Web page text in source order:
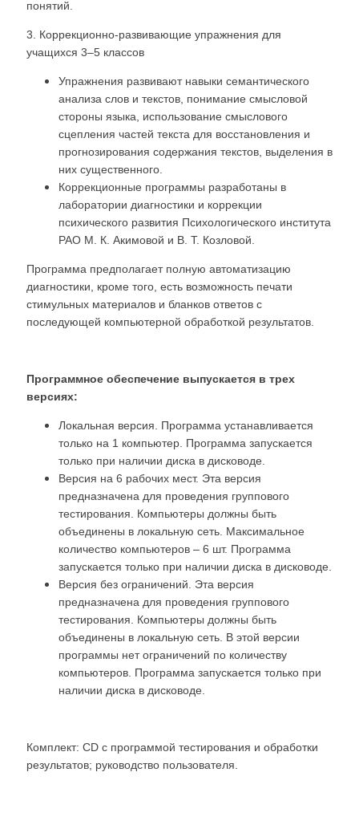
понятий.
3. Коррекционно-развивающие упражнения для
учащихся 3–5 классов
Упражнения развивают навыки семантического
анализа слов и текстов, понимание смысловой
стороны языка, использование смыслового
сцепления частей текста для восстановления и
прогнозирования содержания текстов, выделения в
них существенного.
Коррекционные программы разработаны в
лаборатории диагностики и коррекции
психического развития Психологического института
РАО М. К. Акимовой и В. Т. Козловой.
Программа предполагает полную автоматизацию
диагностики, кроме того, есть возможность печати
стимульных материалов и бланков ответов с
последующей компьютерной обработкой результатов.
Программное обеспечение выпускается в трех
версиях:
Локальная версия. Программа устанавливается
только на 1 компьютер. Программа запускается
только при наличии диска в дисководе.
Версия на 6 рабочих мест. Эта версия
предназначена для проведения группового
тестирования. Компьютеры должны быть
объединены в локальную сеть. Максимальное
количество компьютеров – 6 шт. Программа
запускается только при наличии диска в дисководе.
Версия без ограничений. Эта версия
предназначена для проведения группового
тестирования. Компьютеры должны быть
объединены в локальную сеть. В этой версии
программы нет ограничений по количеству
компьютеров. Программа запускается только при
наличии диска в дисководе.
Комплект: СD с программой тестирования и обработки
результатов; руководство пользователя.